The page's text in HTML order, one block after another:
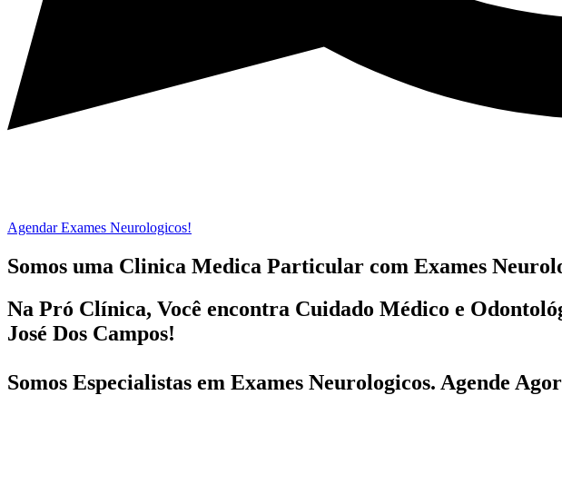
Agendar Exames Neurologicos!
Somos uma Clinica Medica Particular com Exames
Na Pró Clínica, Você encontra Cuidado Médico e
José Dos Campos!
Somos Especialistas em Exames Neurologicos. Agende